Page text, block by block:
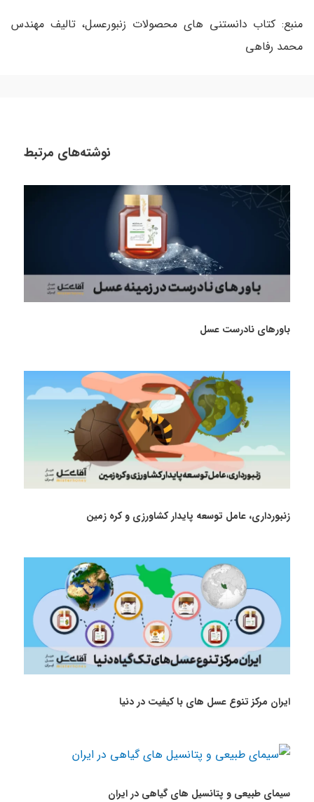
منبع: کتاب دانستنی های محصولات زنبورعسل، تالیف مهندس
محمد رفاهی
نوشته‌های مرتبط
باورهای نادرست عسل
زنبورداری، عامل توسعه پایدار کشاورزی و کره زمین
ایران مرکز تنوع عسل های با کیفیت در دنیا
سیمای طبیعی و پتانسیل های گیاهی در ایران